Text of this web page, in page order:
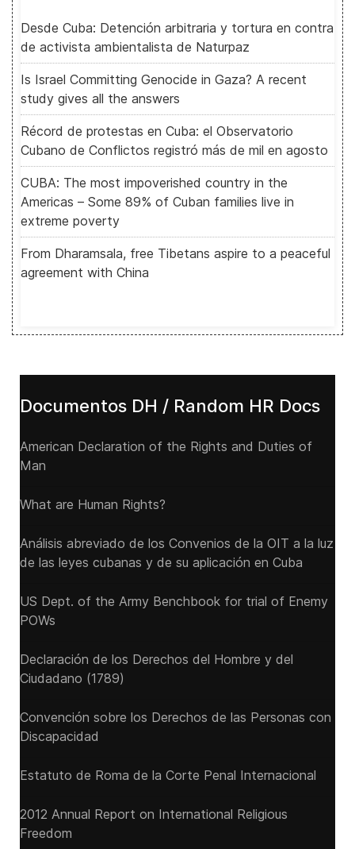
Desde Cuba: Detención arbitraria y tortura en contra
de activista ambientalista de Naturpaz
Is Israel Committing Genocide in Gaza? A recent
study gives all the answers
Récord de protestas en Cuba: el Observatorio
Cubano de Conflictos registró más de mil en agosto
CUBA: The most impoverished country in the
Americas – Some 89% of Cuban families live in
extreme poverty
From Dharamsala, free Tibetans aspire to a peaceful
agreement with China
Documentos DH / Random HR Docs
American Declaration of the Rights and Duties of
Man
What are Human Rights?
Análisis abreviado de los Convenios de la OIT a la luz
de las leyes cubanas y de su aplicación en Cuba
US Dept. of the Army Benchbook for trial of Enemy
POWs
Declaración de los Derechos del Hombre y del
Ciudadano (1789)
Convención sobre los Derechos de las Personas con
Discapacidad
Estatuto de Roma de la Corte Penal Internacional
2012 Annual Report on International Religious
Freedom